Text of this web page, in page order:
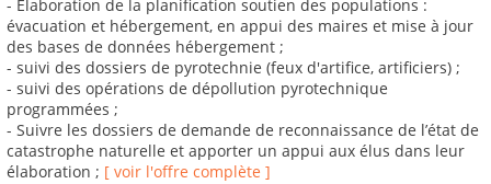
- Élaboration de la planification soutien des populations :
évacuation et hébergement, en appui des maires et mise à jour
des bases de données hébergement ;
- suivi des dossiers de pyrotechnie (feux d'artifice, artificiers) ;
- suivi des opérations de dépollution pyrotechnique
programmées ;
- Suivre les dossiers de demande de reconnaissance de l’état de
catastrophe naturelle et apporter un appui aux élus dans leur
élaboration ; [ voir l'offre complète ]